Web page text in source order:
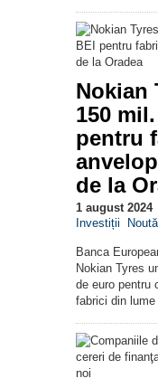
Nokian
150
pentru
de la
1 august 2024
Investiții
Banca
Nokian Tyres
de euro pentru
fabrici din